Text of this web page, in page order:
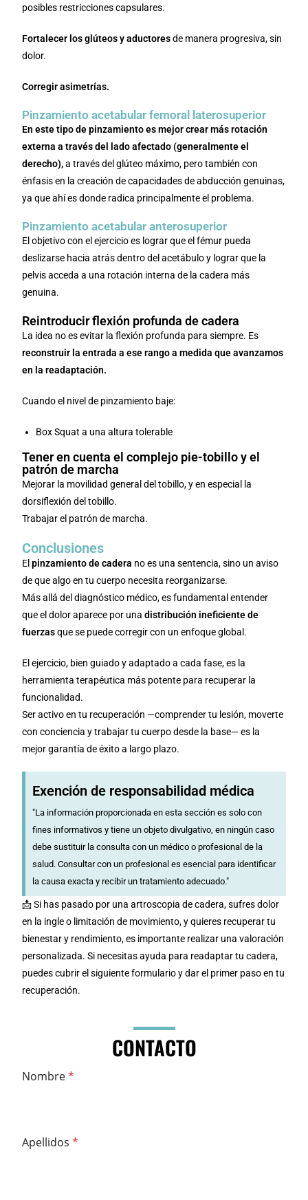
posibles restricciones capsulares.
Fortalecer los glúteos y aductoresde manera progresiva, sin
dolor.
Corregir asimetrías.
Pinzamiento acetabular femoral laterosuperior
En este tipo de pinzamiento es mejor crear más rotación
externa a través del lado afectado (generalmente el
derecho),a través del glúteo máximo, pero también con
énfasis en la creación de capacidades de abducción genuinas,
ya que ahí es donde radica principalmente el problema.
Pinzamiento acetabular anterosuperior
El objetivo con el ejercicio es lograr que el fémur pueda
deslizarse hacia atrás dentro del acetábulo y lograr que la
pelvis acceda a una rotación interna de la cadera más
genuina.
Reintroducir flexión profunda de cadera
La idea no es evitar la flexión profunda para siempre. Es
reconstruir la entrada a ese rango a medida que avanzamos
en la readaptación.
Cuando el nivel de pinzamiento baje:
Box Squat a una altura tolerable
Tener en cuenta el complejo pie-tobillo y el
patrón de marcha
Mejorar la movilidad general del tobillo, y en especial la
dorsiflexión del tobillo.
Trabajar el patrón de marcha.
Conclusiones
Elpinzamiento de cadera no es una sentencia, sino un aviso
de que algo en tu cuerpo necesita reorganizarse.
Más allá del diagnóstico médico, es fundamental entender
que el dolor aparece por unadistribución ineficiente de
fuerzasque se puede corregir con un enfoque global.
El ejercicio, bien guiado y adaptado a cada fase, es la
herramienta terapéutica más potente para recuperar la
funcionalidad.
Ser activo en tu recuperación —comprender tu lesión, moverte
con conciencia y trabajar tu cuerpo desde la base— es la
mejor garantía de éxito a largo plazo.
Exención de responsabilidad médica
"La información proporcionada en esta sección es solo con
fines informativos y tiene un objeto divulgativo, en ningún caso
debe sustituir la consulta con un médico o profesional de la
salud. Consultar con un profesional es esencial para identificar
la causa exacta y recibir un tratamiento adecuado."
📩 Si has pasado por una artroscopia de cadera, sufres dolor
en la ingle o limitación de movimiento, y quieres recuperar tu
bienestar y rendimiento, es importante realizar una valoración
personalizada. Si necesitas ayuda para readaptar tu cadera,
puedes cubrir el siguiente formulario y dar el primer paso en tu
recuperación.
CONTACTO
Nombre*
Apellidos*